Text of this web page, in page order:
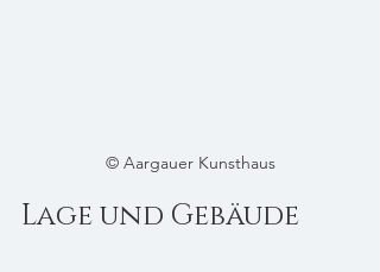
© Aargauer Kunsthaus
Lage und Gebäude